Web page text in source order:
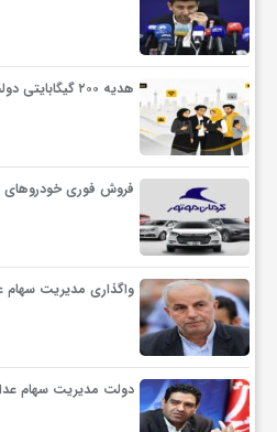
هدیه ۲۰۰ گیگابایتی دولت برای خبرنگاران ایرانسلی
فروش فوری خودروهای وارداتی
واگذاری مدیریت سهام
دولت مدیریت سهام